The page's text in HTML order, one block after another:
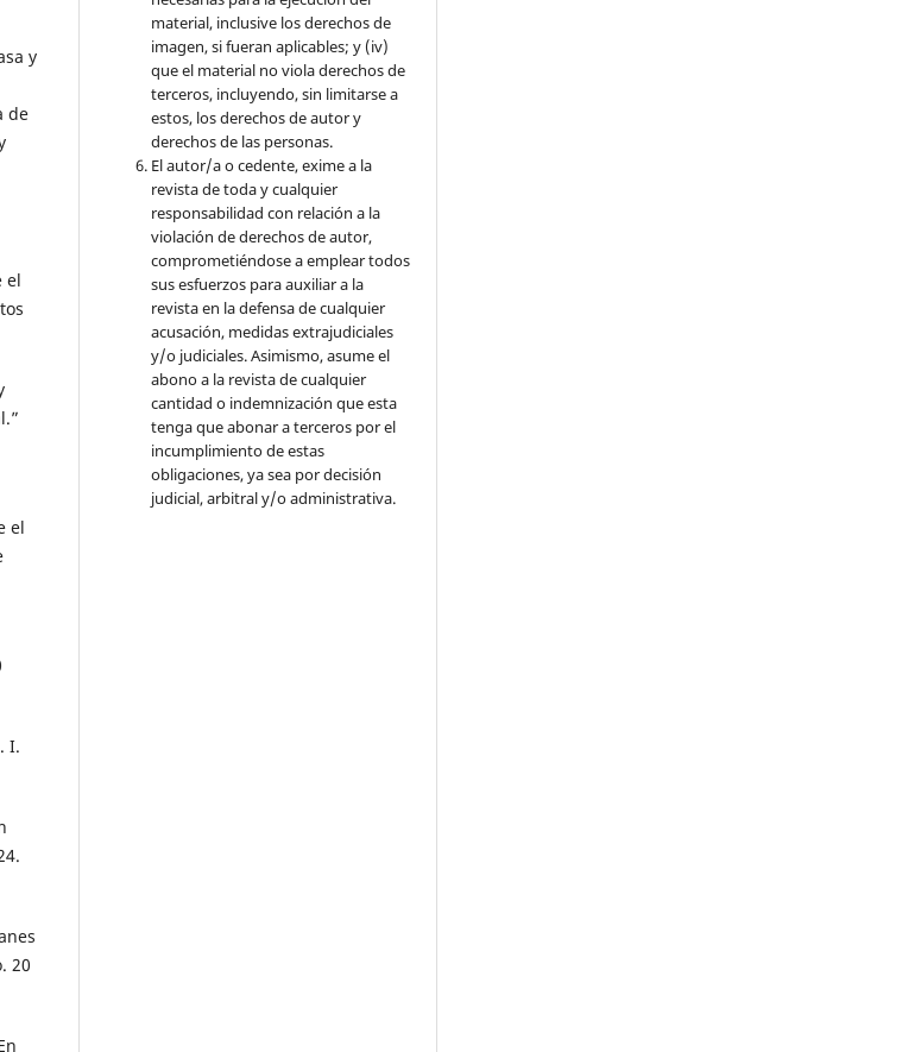
y
de
el
el
I.
20
material, inclusive los derechos de
imagen, si fueran aplicables; y (iv)
que el material no viola derechos de
terceros, incluyendo, sin limitarse a
estos, los derechos de autor y
derechos de las personas.
El autor/a o cedente, exime a la
revista de toda y cualquier
responsabilidad con relación a la
violación de derechos de autor,
comprometiéndose a emplear todos
sus esfuerzos para auxiliar a la
revista en la defensa de cualquier
acusación, medidas extrajudiciales
y/o judiciales. Asimismo, asume el
abono a la revista de cualquier
cantidad o indemnización que esta
tenga que abonar a terceros por el
incumplimiento de estas
obligaciones, ya sea por decisión
judicial, arbitral y/o administrativa.